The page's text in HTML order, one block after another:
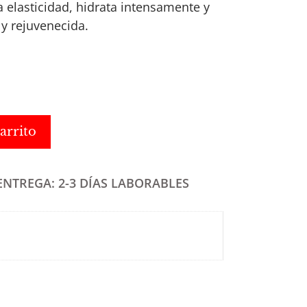
elasticidad, hidrata intensamente y
rejuvenecida.
2-3 DÍAS LABORABLES